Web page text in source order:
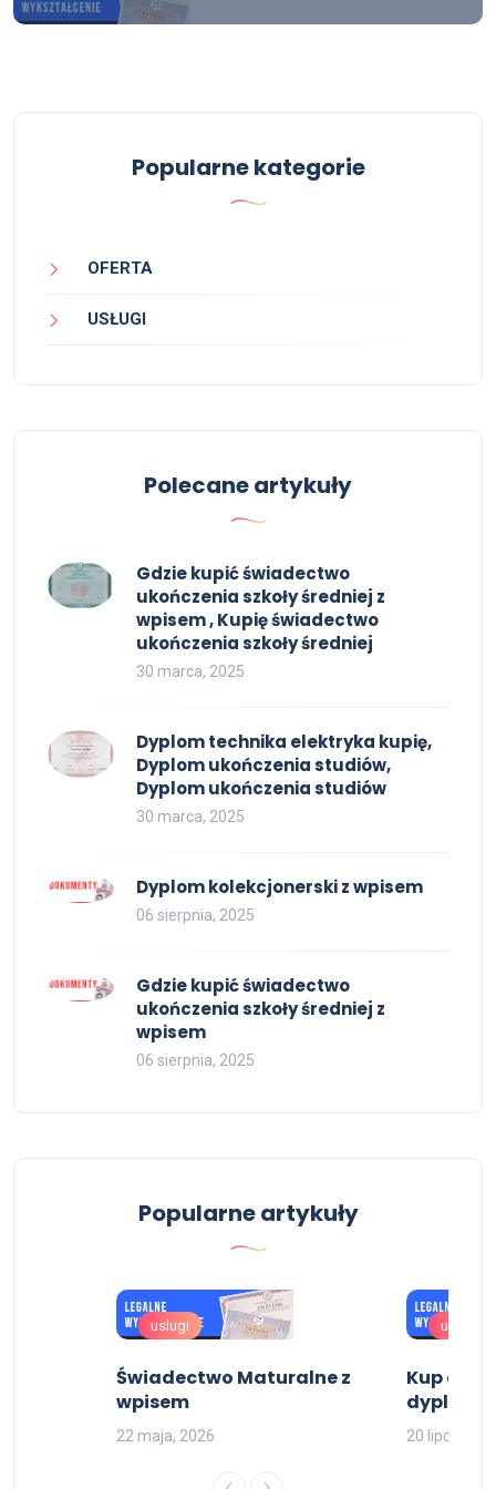
Popularne kategorie
OFERTA
USŁUGI
Polecane artykuły
Gdzie kupić świadectwo
ukończenia szkoły średniej z
wpisem , Kupię świadectwo
ukończenia szkoły średniej
30 marca, 2025
Dyplom technika elektryka kupię,
Dyplom ukończenia studiów,
Dyplom ukończenia studiów
30 marca, 2025
Dyplom kolekcjonerski z wpisem
06 sierpnia, 2025
Gdzie kupić świadectwo
ukończenia szkoły średniej z
wpisem
06 sierpnia, 2025
Popularne artykuły
uslugi
Świadectwo Maturalne z
wpisem
22 maja, 2026
uslugi
Kup
dyplom
20 lipca,